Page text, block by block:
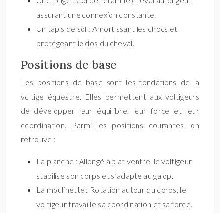
assurant une connexion constante.
Un tapis de sol : Amortissant les chocs et
protégeant le dos du cheval.
Positions de base
Les positions de base sont les fondations de la
voltige équestre. Elles permettent aux voltigeurs
de développer leur équilibre, leur force et leur
coordination. Parmi les positions courantes, on
retrouve :
La planche : Allongé à plat ventre, le voltigeur
stabilise son corps et s’adapte au galop.
La moulinette : Rotation autour du corps, le
voltigeur travaille sa coordination et sa force.